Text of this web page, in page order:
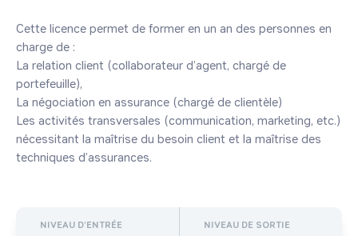
Cette licence permet de former en un an des personnes en
charge de :
La relation client (collaborateur d’agent, chargé de
portefeuille),
La négociation en assurance (chargé de clientèle)
Les activités transversales (communication, marketing, etc.)
nécessitant la maîtrise du besoin client et la maîtrise des
NIVEAU D'ENTRÉE NIVEAU DE SORTIE